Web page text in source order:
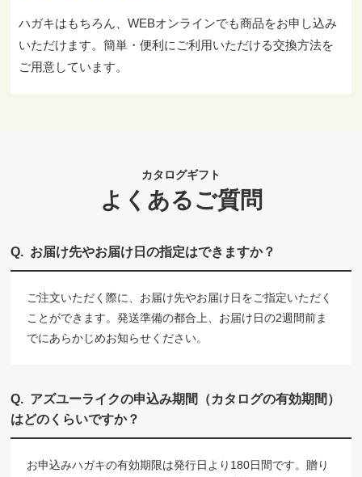
ハガキはもちろん、WEBオンラインでも商品をお申し込み
いただけます。簡単・便利にご利用いただける交換方法を
ご用意しています。
カタログギフト
よくあるご質問
お届け先やお届け日の指定はできますか？
ご注文いただく際に、お届け先やお届け日をご指定いただく
ことができます。発送準備の都合上、お届け日の2週間前ま
でにあらかじめお知らせください。
アズユーライクの申込み期間（カタログの有効期間）
はどのくらいですか？
お申込みハガキの有効期限は発行日より180日間です。贈り